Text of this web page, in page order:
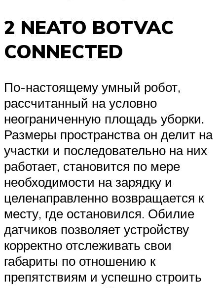
2 NEATO BOTVAC
CONNECTED
По-настоящему умный робот,
рассчитанный на условно
неограниченную площадь уборки.
Размеры пространства он делит на
участки и последовательно на них
работает, становится по мере
необходимости на зарядку и
целенаправленно возвращается к
месту, где остановился. Обилие
датчиков позволяет устройству
корректно отслеживать свои
габариты по отношению к
препятствиям и успешно строить